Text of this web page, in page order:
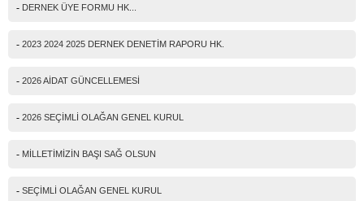
Mesajınız(*)
IP Adresiniz
216.73.217.154
- DERNEK ÜYE FORMU HK...
- 2023 2024 2025 DERNEK DENETİM RAPORU HK.
- 2026 AİDAT GÜNCELLEMESİ
- 2026 SEÇİMLİ OLAĞAN GENEL KURUL
- MİLLETİMİZİN BAŞI SAĞ OLSUN
- SEÇİMLİ OLAĞAN GENEL KURUL